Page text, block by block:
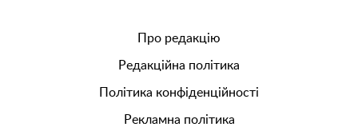
Про редакцію
Редакційна політика
Політика конфіденційності
Рекламна політика